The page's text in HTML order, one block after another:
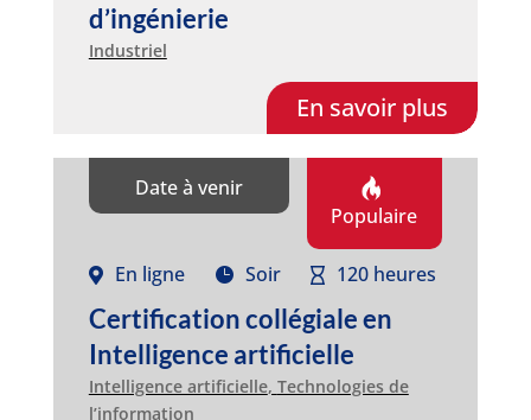
d’ingénierie
Industriel
En savoir plus
Date à venir
Populaire
En ligne Soir 120 heures
Certification collégiale en
Intelligence artificielle
Intelligence artificielle, Technologies de
l’information